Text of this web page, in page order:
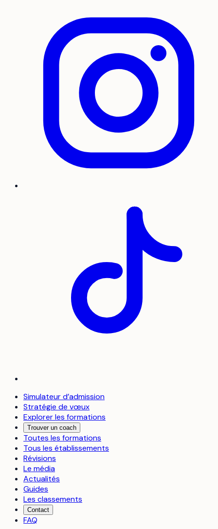
Simulateur d’admission
Stratégie de vœux
Explorer les formations
Trouver un coach
Toutes les formations
Tous les établissements
Révisions
Le média
Actualités
Guides
Les classements
Contact
FAQ